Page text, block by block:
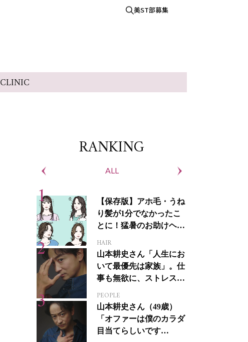
美ST部募集
CLINIC
RANKING
ALL
【保存版】アホ毛・うね
り髪が1分でなかったこ
とに！猛暑のお助けヘア
HAIR
山本耕史さん「人生にお
いて最優先は家族」。仕
事も無欲に、ストレスを
PEOPLE
山本耕史さん（49歳）
「オファーは僕のカラダ
目当てらしいです